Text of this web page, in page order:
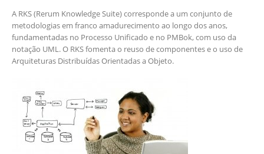
A RKS (Rerum Knowledge Suite) corresponde a um conjunto de
metodologias em franco amadurecimento ao longo dos anos,
fundamentadas no Processo Unificado e no PMBok, com uso da
notação UML. O RKS fomenta o reuso de componentes e o uso de
Arquiteturas Distribuídas Orientadas a Objeto.